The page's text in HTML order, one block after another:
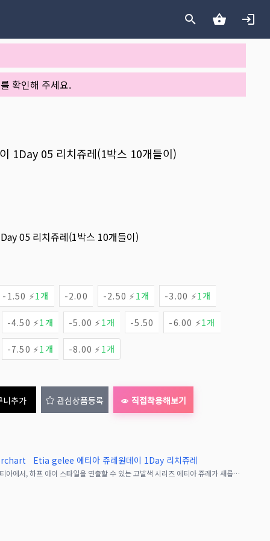
확인해 주세요.
1Day 05 리치쥬레(1박스 10개들이)
05 리치쥬레(1박스 10개들이)
-1.50 ⚡1개 -2.00 -2.50 ⚡ 1개 -3.00 ⚡1개
-4.50 ⚡1개 -5.00 ⚡ 1개 -5.50 -6.00 ⚡1개
-7.50 ⚡1개 -8.00 ⚡ 1개
니추가 관심상품등록 직접착용해보기
Etia gelee 에티아 쥬레원데이 1Day 리치쥬레
코스프레용 컬러렌즈로 인기를 끌고 있는 에티아에서, 하프 아이 스타일을 연출할 수 있는 고발색 시리즈 에티아 쥬레가 새롭게 등장! 새로운 감각의 코스프레 &times; 하프 아이로